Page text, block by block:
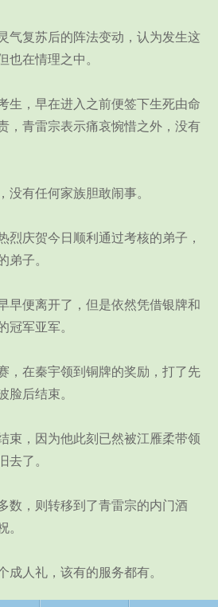
气复苏后的阵法变动，认为发生这
也在情理之中。
生，早在进入之前便签下生死由命
，青雷宗表示痛哀惋惜之外，没有
有任何家族胆敢闹事。
庆贺今日顺利通过考核的弟子，
弟子。
早便离开了，但是依然凭借银牌和
冠军亚军。
，在秦宇领到铜牌的奖励，打了先
脸后结束。
束，因为他此刻已然被江雁柔带领
去了。
数，则转移到了青雷宗的内门酒
。
人礼，该有的服务都有。